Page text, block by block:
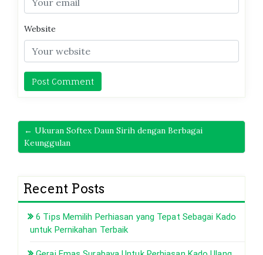
Website
← Ukuran Softex Daun Sirih dengan Berbagai
Keunggulan
Recent Posts
6 Tips Memilih Perhiasan yang Tepat Sebagai Kado
untuk Pernikahan Terbaik